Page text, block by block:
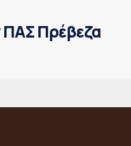
ΠΑΣ Πρέβεζα